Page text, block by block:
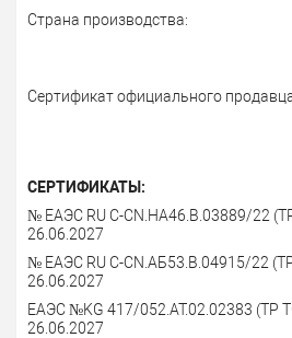
Страна производства:
Сертификат официального
СЕРТИФИКАТЫ:
№ ЕАЭС RU C-CN.HA46.B.03889/22
26.06.2027
№ ЕАЭС RU C-CN.АБ53.В.04915/22
26.06.2027
ЕАЭС №KG 417/052.АТ.02.02383 (ТР
26.06.2027